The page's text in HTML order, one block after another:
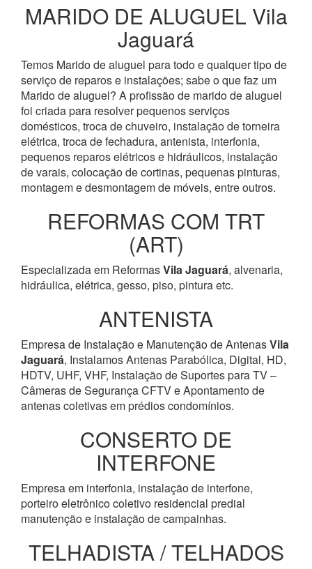
MARIDO DE ALUGUEL Vila
Jaguará
Temos Marido de aluguel para todo e qualquer tipo de
serviço de reparos e instalações; sabe o que faz um
Marido de aluguel? A profissão de marido de aluguel
foi criada para resolver pequenos serviços
domésticos, troca de chuveiro, instalação de torneira
elétrica, troca de fechadura, antenista, interfonia,
pequenos reparos elétricos e hidráulicos, instalação
de varais, colocação de cortinas, pequenas pinturas,
montagem e desmontagem de móveis, entre outros.
REFORMAS COM TRT
(ART)
Especializada em ReformasVila Jaguará, alvenaria,
hidráulica, elétrica, gesso, piso, pintura etc.
ANTENISTA
Empresa de Instalação e Manutenção de AntenasVila
Jaguará, Instalamos Antenas Parabólica, Digital, HD,
HDTV, UHF, VHF, Instalação de Suportes para TV –
Câmeras de Segurança CFTV e Apontamento de
antenas coletivas em prédios condomínios.
CONSERTO DE
INTERFONE
Empresa em interfonia, instalação de interfone,
porteiro eletrônico coletivo residencial predial
manutenção e instalação de campainhas.
TELHADISTA / TELHADOS